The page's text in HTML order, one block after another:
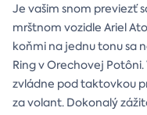
Je vašim snom previezť
mrštnom vozidle Ariel
koňmi na jednu tonu sa
Ring v Orechovej
zvládne pod taktovkou
za volant. Dokonalý